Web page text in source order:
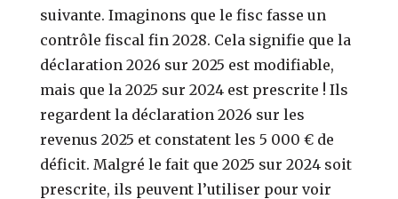
suivante. Imaginons que le fisc fasse un
contrôle fiscal fin 2028. Cela signifie que la
déclaration 2026 sur 2025 est modifiable,
mais que la 2025 sur 2024 est prescrite ! Ils
regardent la déclaration 2026 sur les
revenus 2025 et constatent les 5 000 € de
déficit. Malgré le fait que 2025 sur 2024 soit
prescrite, ils peuvent l’utiliser pour voir